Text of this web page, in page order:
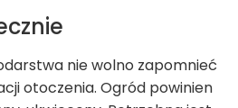
nie wolno zapomnieć
otoczenia. Ogród powinien